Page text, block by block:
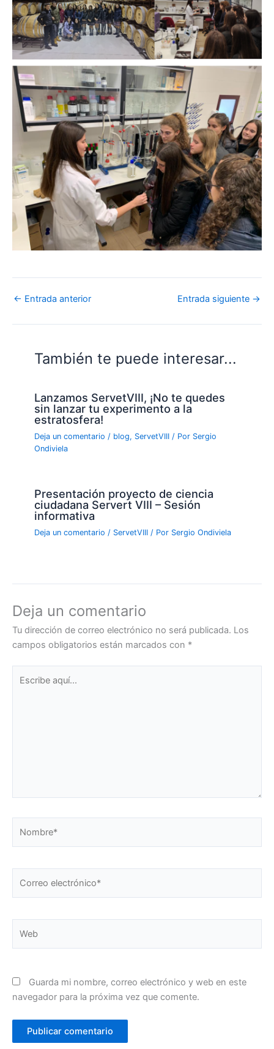
← Entrada anterior Entrada siguiente →
También te puede interesar...
Lanzamos ServetVIII, ¡No te quedes
sin lanzar tu experimento a la
estratosfera!
Deja un comentario / blog, ServetVIII / Por Sergio
Ondiviela
Presentación proyecto de ciencia
ciudadana Servert VIII – Sesión
informativa
Deja un comentario / ServetVIII / Por Sergio Ondiviela
Deja un comentario
Tu dirección de correo electrónico no será publicada. Los
campos obligatorios están marcados con *
aquí...
electrónico*
Guarda mi nombre, correo electrónico y web en este
navegador para la próxima vez que comente.